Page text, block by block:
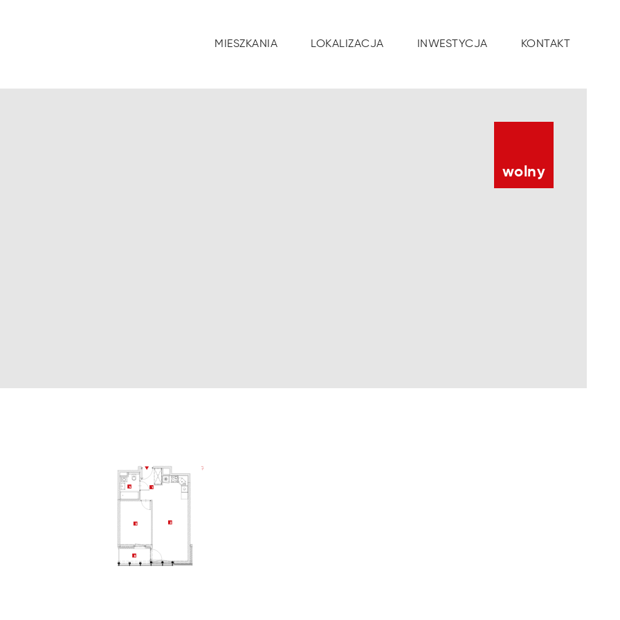
MIESZKANIA LOKALIZACJA INWESTYCJA KONTAKT
wolny